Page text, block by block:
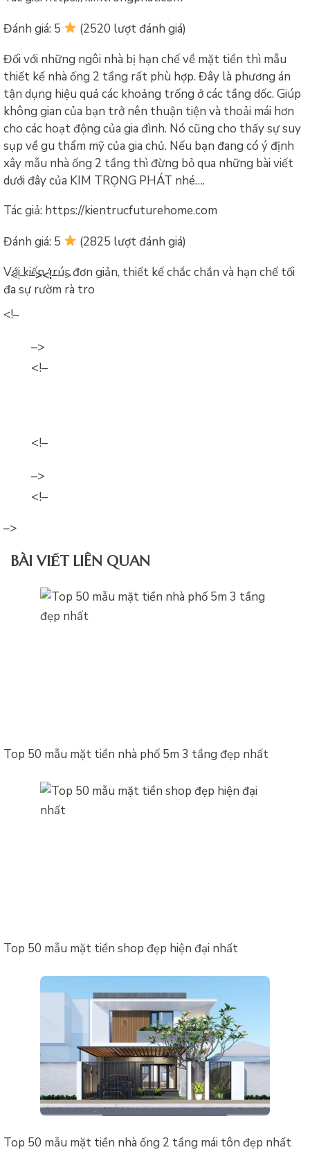
Đánh giá: 5
(2520 lượt đánh giá)
Đối với những ngôi nhà bị hạn chế về mặt tiền thì mẫu
thiết kế nhà ống 2 tầng rất phù hợp. Đây là phương án
tận dụng hiệu quả các khoảng trống ở các tầng dốc. Giúp
không gian của bạn trở nên thuận tiện và thoải mái hơn
cho các hoạt động của gia đình. Nó cũng cho thấy sự suy
sụp về gu thẩm mỹ của gia chủ. Nếu bạn đang có ý định
xây mẫu nhà ống 2 tầng thì đừng bỏ qua những bài viết
dưới đây của KIM TRỌNG PHÁT nhé….
Tác giả: https://kientrucfuturehome.com
Đánh giá: 5
(2825 lượt đánh giá)
Với kiến ​​trúc đơn giản, thiết kế chắc chắn và hạn chế tối
đa sự rườm rà tro
<!––><!––>
<!–
–>
<!–
<!–
–>
<!–
–>
BÀI VIẾT LIÊN QUAN
Top 50 mẫu mặt tiền nhà phố 5m 3 tầng đẹp nhất
Top 50 mẫu mặt tiền shop đẹp hiện đại nhất
Top 50 mẫu mặt tiền nhà ống 2 tầng mái tôn đẹp nhất